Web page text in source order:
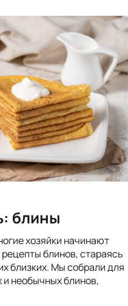
блины
хозяйки начинают
блинов, стараясь
близких. Мы собрали для
и необычных блинов,